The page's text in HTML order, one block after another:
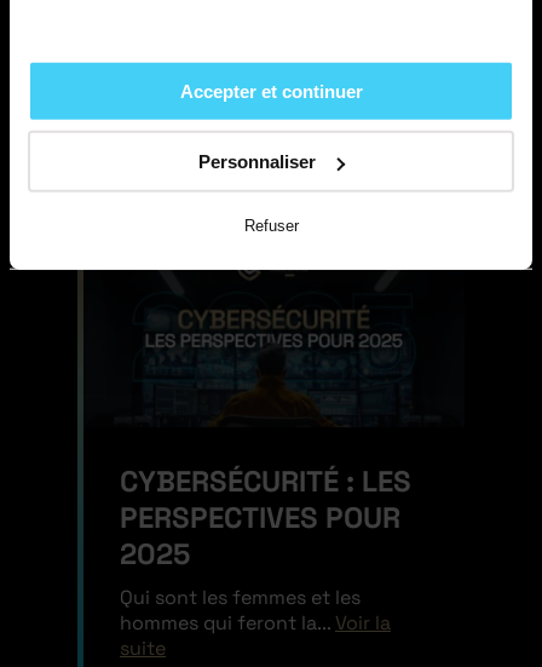
Accepter et continuer
Personnaliser
Refuser
Qui sont les femmes et les
hommes qui feront la... Voir la
CYBERSÉCURITÉ : LES
PERSPECTIVES POUR
2025
Qui sont les femmes et les
hommes qui feront la... Voir la
suite